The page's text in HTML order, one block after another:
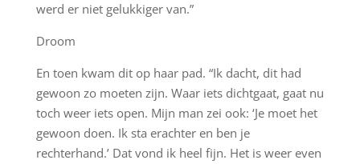
werd er niet gelukkiger van.”
Droom
En toen kwam dit op haar pad. “Ik dacht, dit had
gewoon zo moeten zijn. Waar iets dichtgaat, gaat nu
toch weer iets open. Mijn man zei ook: ‘Je moet het
gewoon doen. Ik sta erachter en ben je
rechterhand.’ Dat vond ik heel fijn. Het is weer even